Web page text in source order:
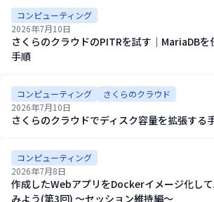
コンピューティング
2026年7月10日
さくらのクラウドのPITRを試す｜MariaDBを
手順
コンピューティング
さくらのクラウド
2026年7月10日
さくらのクラウドでディスク容量を拡張する
コンピューティング
2026年7月8日
作成したWebアプリをDockerイメージ化し
みよう(第3回) ～セッション維持編～